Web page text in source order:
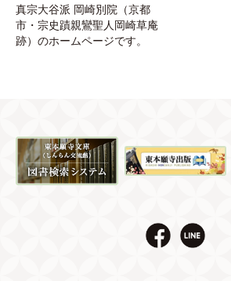
真宗大谷派 岡崎別院（京都
市・宗史蹟親鸞聖人岡崎草庵
跡）のホームページです。